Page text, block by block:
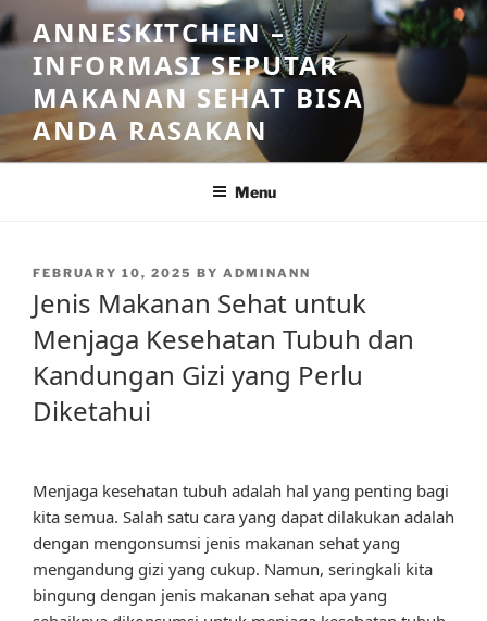
Skip
to
content
ANNESKITCHEN –
INFORMASI SEPUTAR
MAKANAN SEHAT BISA
ANDA RASAKAN
Menu
POSTED
FEBRUARY 10, 2025 BY ADMINANN
Jenis Makanan Sehat untuk
Menjaga Kesehatan Tubuh dan
Kandungan Gizi yang Perlu
Diketahui
Menjaga kesehatan tubuh adalah hal yang penting bagi
kita semua. Salah satu cara yang dapat dilakukan adalah
dengan mengonsumsi jenis makanan sehat yang
mengandung gizi yang cukup. Namun, seringkali kita
bingung dengan jenis makanan sehat apa yang